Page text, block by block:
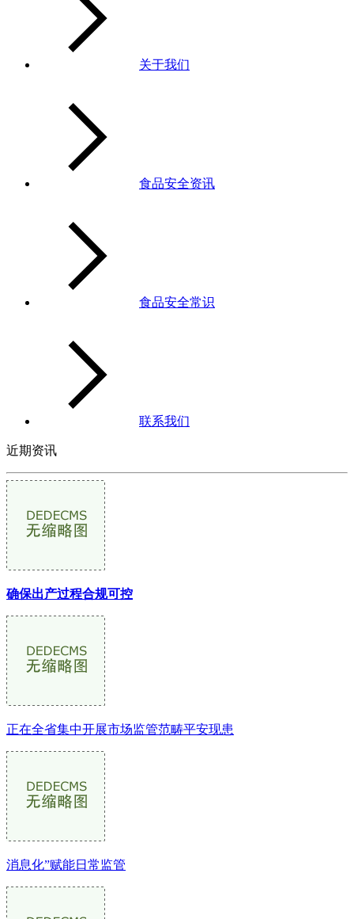
关于我们
食品安全资讯
食品安全常识
联系我们
近期资讯
确保出产过程合规可控
正在全省集中开展市场监管范畴平安现患
消息化”赋能日常监管